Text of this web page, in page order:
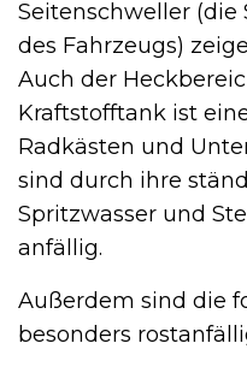
Seitenschweller (die
des Fahrzeugs)
Auch der
Kraftstofftank ist
Radkästen und
sind durch ihre
Spritzwasser und
anfällig.
Außerdem sind die
besonders